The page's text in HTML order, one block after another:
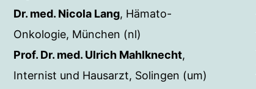
Dr. med. Nicola Lang, Hämato-
Onkologie, München (nl)
Prof. Dr. med. Ulrich Mahlknecht,
Internist und Hausarzt, Solingen (um)